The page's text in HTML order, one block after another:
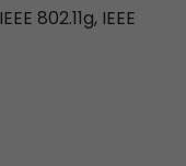
802.11g, IEEE